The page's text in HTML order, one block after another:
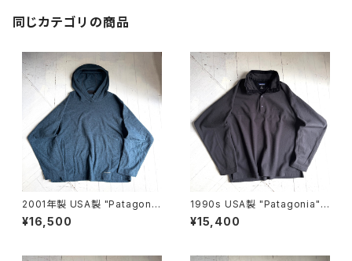
同じカテゴリの商品
2001年製 USA製 "Patagoni
a" rincon foodie
¥16,500
1990s USA製 "Patagonia"
MICRO D-LUXE pullover
¥15,400